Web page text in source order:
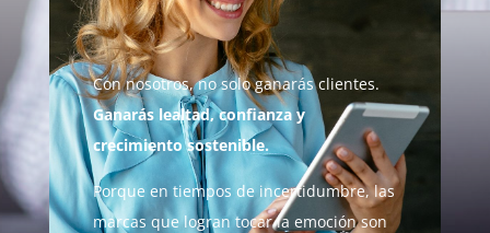
Con nosotros, no solo ganarás clientes.
Ganarás lealtad, confianza y
crecimiento sostenible.
Porque en tiempos de incertidumbre, las
marcas que logran tocar la emoción son